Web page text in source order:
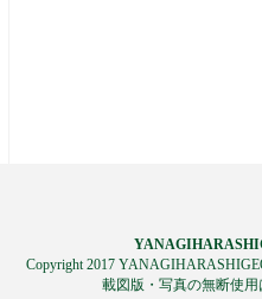
Copyright 2017
載図版・写真の無断使